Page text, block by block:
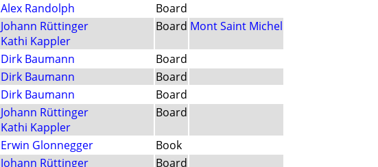
Alex Randolph
Board
Johann Rüttinger
Kathi Kappler
Board Mont Saint Michel
Dirk Baumann
Board
Dirk Baumann
Board
Dirk Baumann
Board
Johann Rüttinger
Kathi Kappler
Board
Erwin Glonnegger
Book
Johann Rüttinger
Board